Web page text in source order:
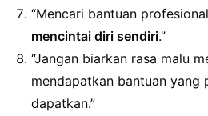
“Mencari bantuan
mencintai diri sendiri.”
“Jangan biarkan rasa malu
mendapatkan bantuan yang
dapatkan.”